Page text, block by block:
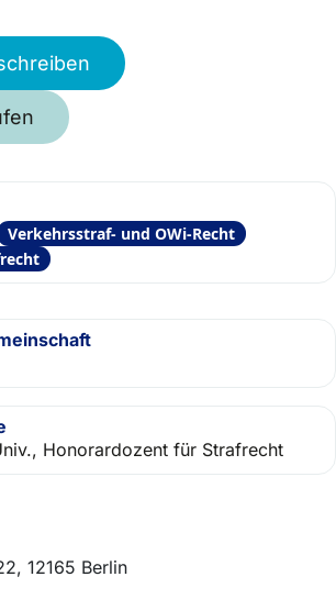
12165 Berlin
Verkehrsstraf- und OWi-Recht
Honorardozent für Strafrecht